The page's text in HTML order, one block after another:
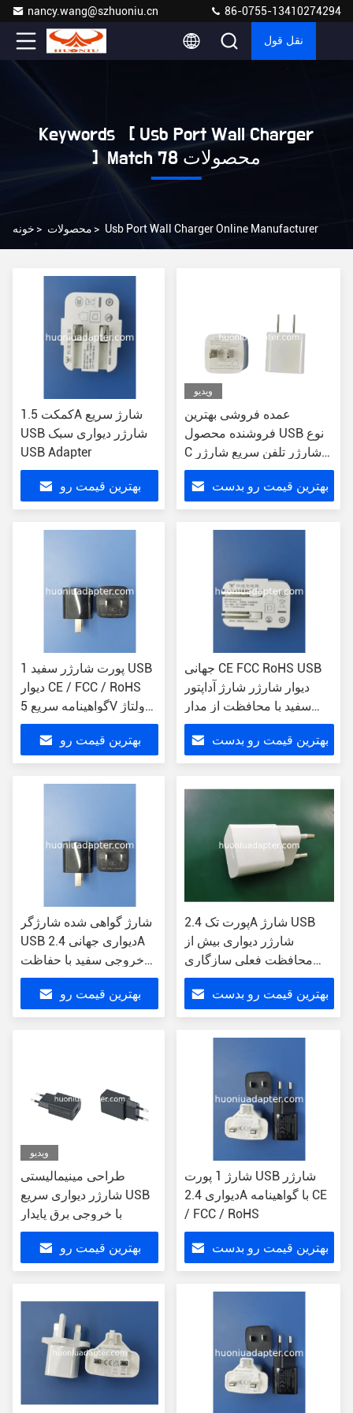
nancy.wang@szhuoniu.cn 86-0755-13410274294
نقل قول
Keywords [ Usb Port Wall Charger
] Match 78 محصولات
خونه > محصولات > Usb Port Wall Charger Online Manufacturer
کمکت 1.5A شارژ سریع
USB شارژر دیواری سبک
USB Adapter
بهترین قیمت رو
ویدیو
عمده فروشی بهترین
فروشنده محصول USB نوع
C شارژر تلفن سریع شارژر
تلفن PD20W High Powered
Port شارژر دیواری برای
iphone 15
بهترین قیمت رو بدست
1 پورت شارژر سفید USB
دیوار CE / FCC / RoHS
گواهینامه سریع 5V ولتاژ
خروجی 2.4 اونس
بهترین قیمت رو
جهانی CE FCC RoHS USB
دیوار شارژر شارژ آداپتور
سفید با محافظت از مدار
کوتاه
بهترین قیمت رو بدست
شارژ گواهی شده شارژگر
USB دیواری جهانی 2.4A
خروجی سفید با حفاظت
CE / FCC / RoHS
بهترین قیمت رو
پورت تک 2.4A شارژ USB
شارژر دیواری بیش از
محافظت فعلی سازگاری
جهانی
بهترین قیمت رو بدست
ویدیو
طراحی مینیمالیستی
شارژر دیواری سریع USB
با خروجی برق پایدار
بهترین قیمت رو
شارژ 1 پورت USB شارژر
دیواری 2.4A با گواهینامه CE
/ FCC / RoHS
بهترین قیمت رو بدست